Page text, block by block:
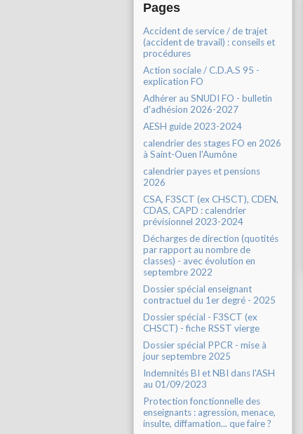
Pages
Accident de service / de trajet
(accident de travail) : conseils et
procédures
Action sociale / C.D.A.S 95 -
explication FO
Adhérer au SNUDI FO - bulletin
d'adhésion 2026-2027
AESH guide 2023-2024
calendrier des stages FO en 2026
à Saint-Ouen l'Aumône
calendrier payes et pensions
2026
CSA, F3SCT (ex CHSCT), CDEN,
CDAS, CAPD : calendrier
prévisionnel 2023-2024
Décharges de direction (quotités
par rapport au nombre de
classes) - avec évolution en
septembre 2022
Dossier spécial enseignant
contractuel du 1er degré - 2025
Dossier spécial - F3SCT (ex
CHSCT) - fiche RSST vierge
Dossier spécial PPCR - mise à
jour septembre 2025
Indemnités BI et NBI dans l'ASH
au 01/09/2023
Protection fonctionnelle des
enseignants : agression, menace,
insulte, diffamation... que faire ?